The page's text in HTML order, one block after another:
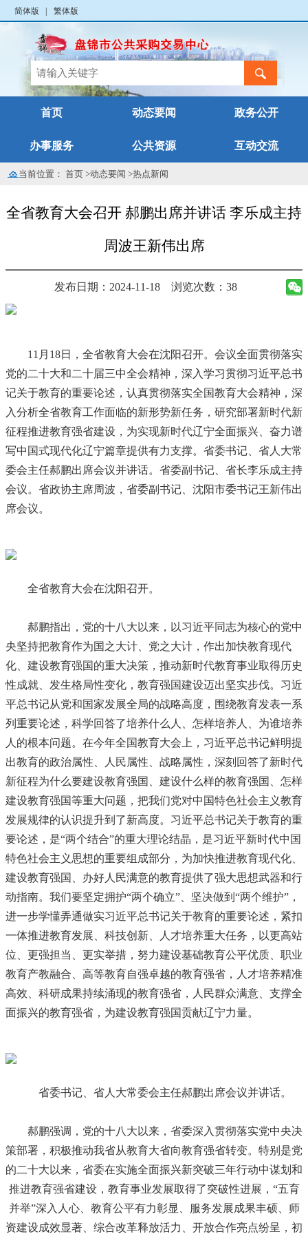
简体版 繁体版
首页 动态要闻 政务公开
办事服务 公共资源 互动交流
当前位置：首页 >动态要闻 >热点新闻
全省教育大会召开 郝鹏出席并讲话 李乐成主持
周波王新伟出席
发布日期：2024-11-18 浏览次数：38
11月18日，全省教育大会在沈阳召开。会议全面贯彻落实
党的二十大和二十届三中全会精神，深入学习贯彻习近平总书
记关于教育的重要论述，认真贯彻落实全国教育大会精神，深
入分析全省教育工作面临的新形势新任务，研究部署新时代新
征程推进教育强省建设，为实现新时代辽宁全面振兴、奋力谱
写中国式现代化辽宁篇章提供有力支撑。省委书记、省人大常
委会主任郝鹏出席会议并讲话。省委副书记、省长李乐成主持
会议。省政协主席周波，省委副书记、沈阳市委书记王新伟出
席会议。
全省教育大会在沈阳召开。
郝鹏指出，党的十八大以来，以习近平同志为核心的党中
央坚持把教育作为国之大计、党之大计，作出加快教育现代
化、建设教育强国的重大决策，推动新时代教育事业取得历史
性成就、发生格局性变化，教育强国建设迈出坚实步伐。习近
平总书记从党和国家发展全局的战略高度，围绕教育发表一系
列重要论述，科学回答了培养什么人、怎样培养人、为谁培养
人的根本问题。在今年全国教育大会上，习近平总书记鲜明提
出教育的政治属性、人民属性、战略属性，深刻回答了新时代
新征程为什么要建设教育强国、建设什么样的教育强国、怎样
建设教育强国等重大问题，把我们党对中国特色社会主义教育
发展规律的认识提升到了新高度。习近平总书记关于教育的重
要论述，是“两个结合”的重大理论结晶，是习近平新时代中国
特色社会主义思想的重要组成部分，为加快推进教育现代化、
建设教育强国、办好人民满意的教育提供了强大思想武器和行
动指南。我们要坚定拥护“两个确立”、坚决做到“两个维护”，
进一步学懂弄通做实习近平总书记关于教育的重要论述，紧扣
一体推进教育发展、科技创新、人才培养重大任务，以更高站
位、更强担当、更实举措，努力建设基础教育公平优质、职业
教育产教融合、高等教育自强卓越的教育强省，人才培养精准
高效、科研成果持续涌现的教育强省，人民群众满意、支撑全
面振兴的教育强省，为建设教育强国贡献辽宁力量。
省委书记、省人大常委会主任郝鹏出席会议并讲话。
郝鹏强调，党的十八大以来，省委深入贯彻落实党中央决
策部署，积极推动我省从教育大省向教育强省转变。特别是党
的二十大以来，省委在实施全面振兴新突破三年行动中谋划和
推进教育强省建设，教育事业发展取得了突破性进展，“五育
并举”深入人心、教育公平有力彰显、服务发展成果丰硕、师
资建设成效显著、综合改革释放活力、开放合作亮点纷呈，初